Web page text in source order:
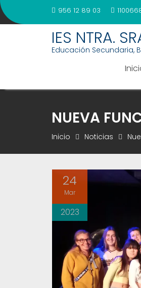
Saltar
al
956 12 89 03
IES NTRA.
Educación Secundaria,
NUEVA
Inicio Noticias
24
Mar
2023